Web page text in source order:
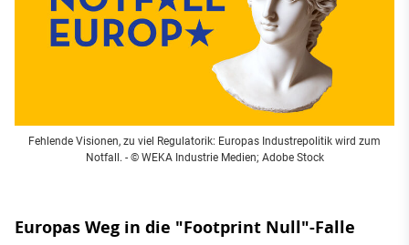
Fehlende Visionen, zu viel Regulatorik: Europas Industrepolitik wird zum
Notfall. - © WEKA Industrie Medien; Adobe Stock
Europas Weg in die "Footprint Null"-Falle